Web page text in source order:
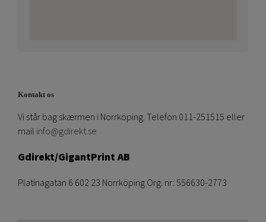
Kontakt os
Vi står bag skærmen i Norrköping. Telefon 011-251515 eller
mail info@gdirekt.se
Gdirekt/GigantPrint AB
Platinagatan 6 602 23 Norrköping Org. nr: 556630-2773